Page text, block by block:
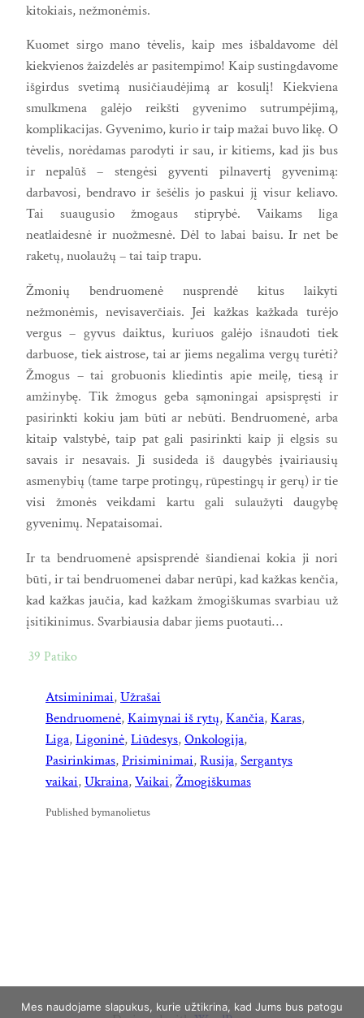
kitokiais, nežmonėmis.
Kuomet sirgo mano tėvelis, kaip mes išbaldavome dėl
kiekvienos žaizdelės ar pasitempimo! Kaip sustingdavome
išgirdus svetimą nusičiaudėjimą ar kosulį! Kiekviena
smulkmena galėjo reikšti gyvenimo sutrumpėjimą,
komplikacijas. Gyvenimo, kurio ir taip mažai buvo likę. O
tėvelis, norėdamas parodyti ir sau, ir kitiems, kad jis bus
ir nepalūš – stengėsi gyventi pilnavertį gyvenimą:
darbavosi, bendravo ir šešėlis jo paskui jį visur keliavo.
Tai suaugusio žmogaus stiprybė. Vaikams liga
neatlaidesnė ir nuožmesnė. Dėl to labai baisu. Ir net be
raketų, nuolaužų – tai taip trapu.
Žmonių bendruomenė nusprendė kitus laikyti
nežmonėmis, nevisaverčiais. Jei kažkas kažkada turėjo
vergus – gyvus daiktus, kuriuos galėjo išnaudoti tiek
darbuose, tiek aistrose, tai ar jiems negalima vergų turėti?
Žmogus – tai grobuonis kliedintis apie meilę, tiesą ir
amžinybę. Tik žmogus geba sąmoningai apsispręsti ir
pasirinkti kokiu jam būti ar nebūti. Bendruomenė, arba
kitaip valstybė, taip pat gali pasirinkti kaip ji elgsis su
savais ir nesavais. Ji susideda iš daugybės įvairiausių
asmenybių (tame tarpe protingų, rūpestingų ir gerų) ir tie
visi žmonės veikdami kartu gali sulaužyti daugybę
gyvenimų. Nepataisomai.
Ir ta bendruomenė apsisprendė šiandienai kokia ji nori
būti, ir tai bendruomenei dabar nerūpi, kad kažkas kenčia,
kad kažkas jaučia, kad kažkam žmogiškumas svarbiau už
įsitikinimus. Svarbiausia dabar jiems puotauti…
39 Patiko
Atsiminimai, Užrašai
Bendruomenė, Kaimynai iš rytų, Kančia, Karas
Liga, Ligoninė, Liūdesys, Onkologija
Pasirinkimas, Prisiminimai, Rusija, Sergantys
vaikai, Ukraina, Vaikai, Žmogiškumas
Published bymanolietus
Mes naudojame slapukus, kurie užtikrina, kad Jums bus patogu